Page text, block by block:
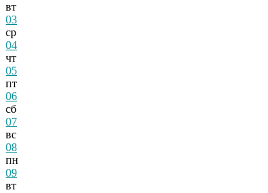
вт
03
ср
04
чт
05
пт
06
сб
07
вс
08
пн
09
вт